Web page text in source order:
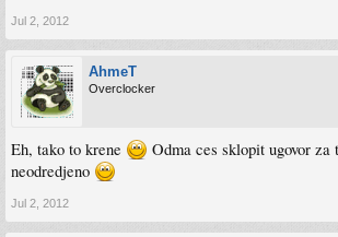
Jul 2, 2012
AhmeT
Overclocker
Eh, tako to krene
Odma ces sklopit ugovor za
neodredjeno
Jul 2, 2012